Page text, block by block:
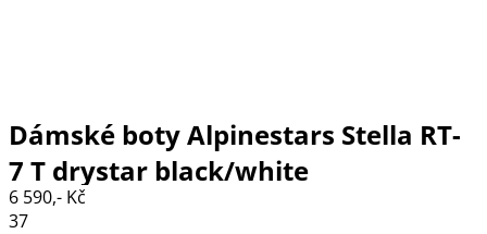
Dámské boty Alpinestars Stella RT-
7 T drystar black/white
6 590,- Kč
37